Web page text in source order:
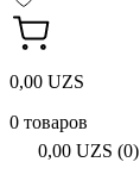
0,00 UZS
0 товаров
0,00 UZS (0)